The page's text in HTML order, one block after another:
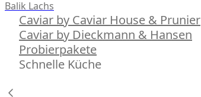
Balik Lachs
Caviar by Caviar House & Prunier
Caviar by Dieckmann & Hansen
Probierpakete
Schnelle Küche